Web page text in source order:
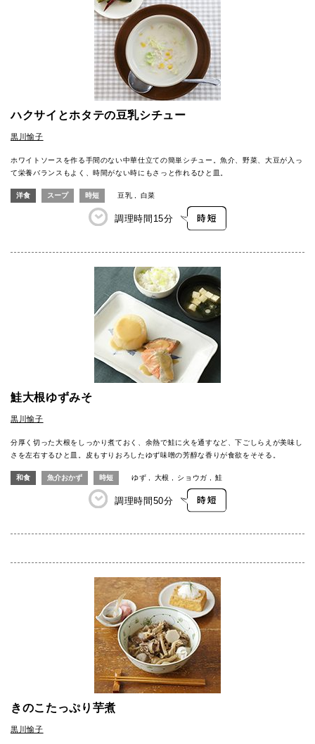
ハクサイとホタテの豆乳シチュー
黒川愉子
ホワイトソースを作る手間のない中華仕立ての簡単シチュー。魚介、野菜、大豆が入っ
て栄養バランスもよく、時間がない時にもさっと作れるひと皿。
洋食 スープ 時短 豆乳 白菜
調理時間 15分
鮭大根ゆずみそ
黒川愉子
分厚く切った大根をしっかり煮ておく、余熱で鮭に火を通すなど、下ごしらえが美味し
さを左右するひと皿。皮もすりおろしたゆず味噌の芳醇な香りが食欲をそそる。
和食 魚介おかず 時短 ゆず 大根 ショウガ 鮭
調理時間50分
きのこたっぷり芋煮
黒川愉子